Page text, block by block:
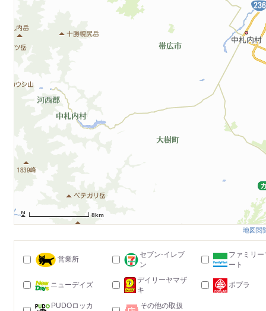
8km
地図閲
営業所
セブン-イレブ
ン
ファミリー
ート
ニューデイズ
デイリーヤマザ
キ
ポプラ
PUDOロッカ
その他の取扱